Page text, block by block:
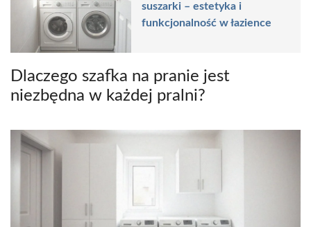
suszarki – estetyka i
funkcjonalność w łazience
Dlaczego szafka na pranie jest
niezbędna w każdej pralni?